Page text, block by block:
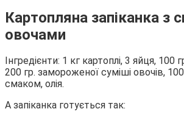
Картопляна запіканка з
овочами
Інгредієнти: 1 кг картоплі, 3 яйця, 100
200 гр. замороженої суміші овочів,
смаком, олія.
А запіканка готується так: